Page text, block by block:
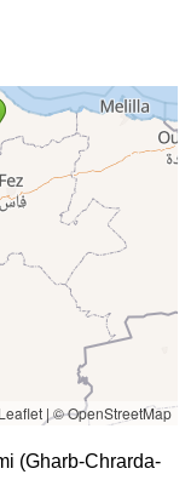
Leaflet|© OpenStreetMap
(Gharb-Chrarda-